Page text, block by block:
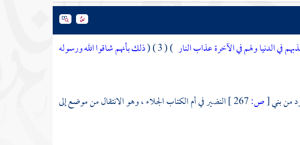
في الدنيا ولهم في الآخرة عذاب النار ) ( 3 ) (
ذلك بأنهم شاقوا الله ورسوله
منبني[ص: النضيرفي أم الكتاب الجلاء ، وهو الانتقال من موضع إلى